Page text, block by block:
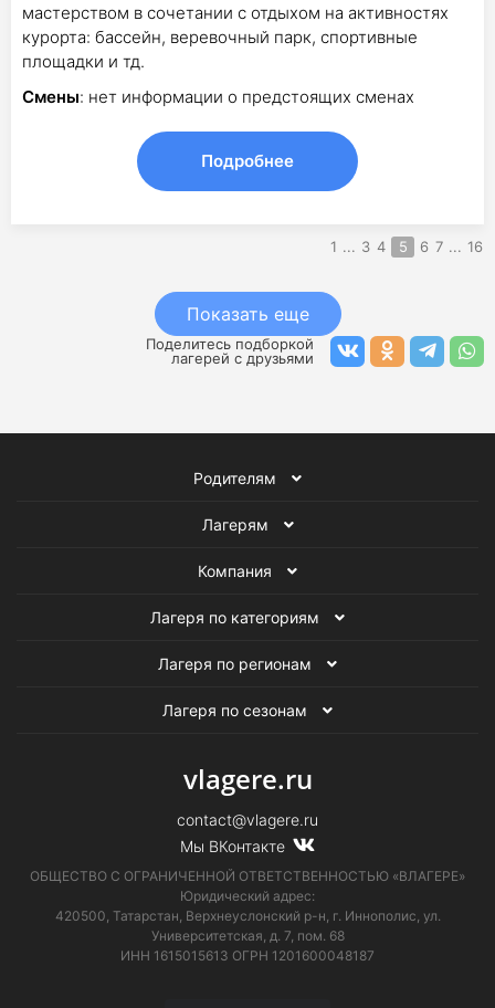
мастерством в сочетании с отдыхом на активностях
курорта: бассейн, веревочный парк, спортивные
площадки и тд.
Смены: нет информации о предстоящих сменах
Подробнее
1 ... 3 4 5 6 7 ... 16
Показать еще
Поделитесь подборкой
лагерей с друзьями
Родителям
Лагерям
Компания
Лагеря по категориям
Лагеря по регионам
Лагеря по сезонам
vlagere.ru
contact@vlagere.ru
Мы ВКонтакте
ОБЩЕСТВО С ОГРАНИЧЕННОЙ ОТВЕТСТВЕННОСТЬЮ «ВЛАГЕРЕ»
Юридический адрес:
420500, Татарстан, Верхнеуслонский р-н, г. Иннополис, ул.
Университетская, д. 7, пом. 68
ИНН 1615015613 ОГРН 1201600048187